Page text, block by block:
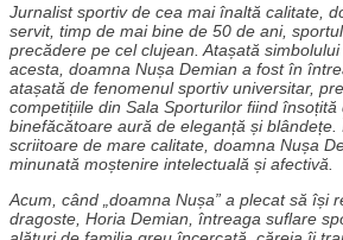
Jurnalist sportiv de cea mai înaltă calitate,
servit, timp de mai bine de 50 de ani,
precădere pe cel clujean. Atașată simbolului
acesta, doamna Nușa Demian a fost în
atașată de fenomenul sportiv universitar,
competițiile din Sala Sporturilor fiind însoțită
binefăcătoare aură de eleganță și
scriitoare de mare calitate, doamna Nușa
minunată moștenire intelectuală și afectivă.
Acum, când „doamna Nușa” a plecat să își
dragoste, Horia Demian, întreaga suflare